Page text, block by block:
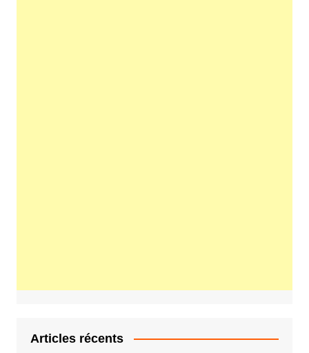
Articles récents